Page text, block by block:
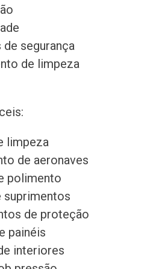
segurança
de limpeza
limpeza
de aeronaves
polimento
suprimentos
de proteção
painéis
interiores